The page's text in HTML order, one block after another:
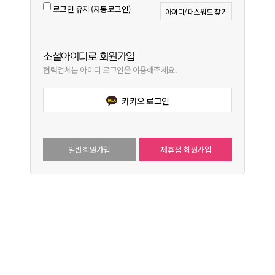
로그인 유지 (자동로그인) 아이디/패스워드 찾기
소셜아이디로 회원가입
협력업체는 아이디 로그인을 이용해주세요.
카카오 로그인
일반회원가입 제휴점 회원가입